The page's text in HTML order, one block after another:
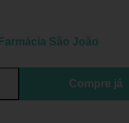
Farmácia São João
Compre já